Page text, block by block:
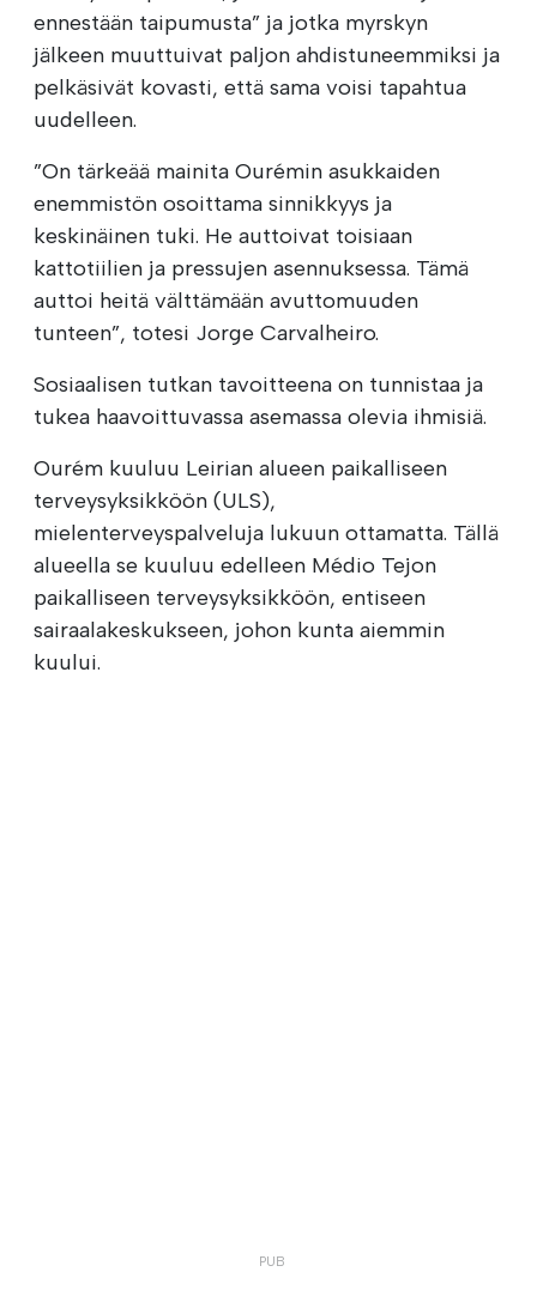
ennestään taipumusta” ja jotka myrskyn
jälkeen muuttuivat paljon ahdistuneemmiksi ja
pelkäsivät kovasti, että sama voisi tapahtua
uudelleen.
”On tärkeää mainita Ourémin asukkaiden
enemmistön osoittama sinnikkyys ja
keskinäinen tuki. He auttoivat toisiaan
kattotiilien ja pressujen asennuksessa. Tämä
auttoi heitä välttämään avuttomuuden
tunteen”, totesi Jorge Carvalheiro.
Sosiaalisen tutkan tavoitteena on tunnistaa ja
tukea haavoittuvassa asemassa olevia ihmisiä.
Ourém kuuluu Leirian alueen paikalliseen
terveysyksikköön (ULS),
mielenterveyspalveluja lukuun ottamatta. Tällä
alueella se kuuluu edelleen Médio Tejon
paikalliseen terveysyksikköön, entiseen
sairaalakeskukseen, johon kunta aiemmin
kuului.